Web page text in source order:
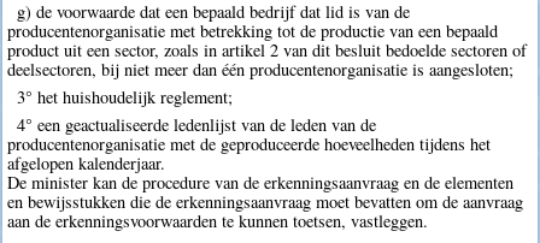
g) de voorwaarde dat een bepaald bedrijf dat lid is van de
producentenorganisatie met betrekking tot de productie van een bepaald
product uit een sector, zoals in artikel 2 van dit besluit bedoelde sectoren of
deelsectoren, bij niet meer dan één producentenorganisatie is aangesloten;
3° het huishoudelijk reglement;
4° een geactualiseerde ledenlijst van de leden van de
producentenorganisatie met de geproduceerde hoeveelheden tijdens het
afgelopen kalenderjaar.
De minister kan de procedure van de erkenningsaanvraag en de elementen
en bewijsstukken die de erkenningsaanvraag moet bevatten om de aanvraag
aan de erkenningsvoorwaarden te kunnen toetsen, vastleggen.